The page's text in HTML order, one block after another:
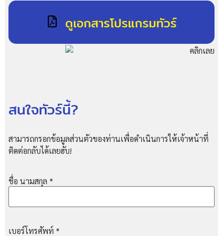
ดูเอกสารโปรแกรมทัวร์
สนใจทัวร์นี้?
สามารถกรอกข้อมูลส่วนตัวของท่านเพื่อดำเนินการให้เจ้าหน้าที่
ติดต่อกลับได้เลยฮับ!
ชื่อ นามสกุล *
เบอร์โทรศัพท์ *